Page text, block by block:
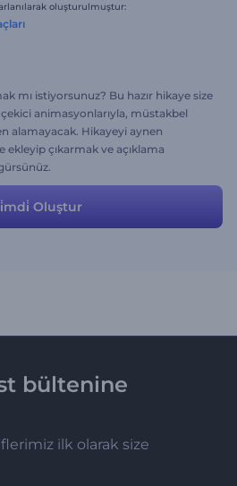
oluşturulmuştur:
mı istiyorsunuz? Bu hazır hikaye size
animasyonlarıyla, müstakbel
alamayacak. Hikayeyi aynen
çıkarmak ve açıklama
Oluştur
bültenine
ilk olarak size